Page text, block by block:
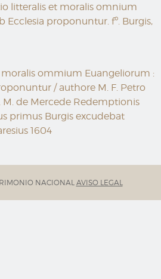
litteralis et moralis omnium
Ecclesia proponuntur. fº. Burgis,
moralis ommium Euangeliorum :
/ authore M. F. Petro
M. de Mercede Redemptionis
primus Burgis excudebat
1604
NACIONAL AVISO LEGAL